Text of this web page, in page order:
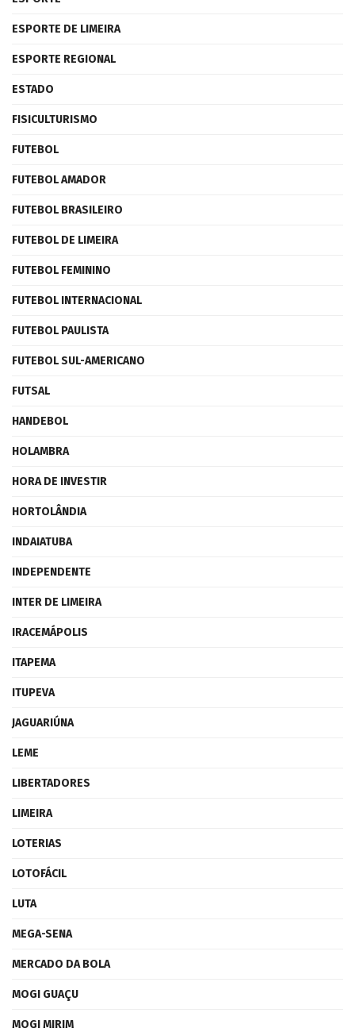
ESPORTE DE LIMEIRA
ESPORTE REGIONAL
ESTADO
FISICULTURISMO
FUTEBOL
FUTEBOL AMADOR
FUTEBOL BRASILEIRO
FUTEBOL DE LIMEIRA
FUTEBOL FEMININO
FUTEBOL INTERNACIONAL
FUTEBOL PAULISTA
FUTEBOL SUL-AMERICANO
FUTSAL
HANDEBOL
HOLAMBRA
HORA DE INVESTIR
HORTOLÂNDIA
INDAIATUBA
INDEPENDENTE
INTER DE LIMEIRA
IRACEMÁPOLIS
ITAPEMA
ITUPEVA
JAGUARIÚNA
LEME
LIBERTADORES
LIMEIRA
LOTERIAS
LOTOFÁCIL
LUTA
MEGA-SENA
MERCADO DA BOLA
MOGI GUAÇU
MOGI MIRIM